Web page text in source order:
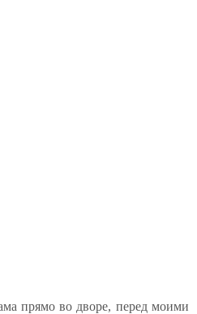
прямо во дворе, перед моими